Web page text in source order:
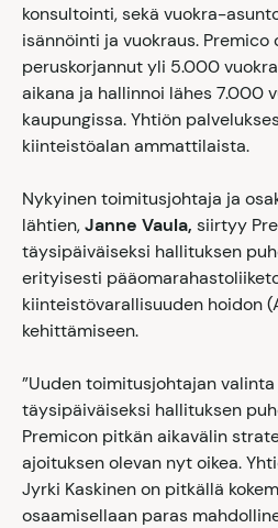
konsultointi, sekä vuokra-
isännöinti ja vuokraus.
peruskorjannut yli 5.000
aikana ja hallinnoi lähes 7.000
kaupungissa. Yhtiön
kiinteistöalan ammattilaista.
Nykyinen toimitusjohtaja ja
lähtien,Janne Vaula, siirtyy
täysipäiväiseksi hallituksen
erityisesti
kiinteistövarallisuuden hoidon
kehittämiseen.
”Uuden toimitusjohtajan
täysipäiväiseksi hallituksen
Premicon pitkän aikavälin
ajoituksen olevan nyt oikea.
Jyrki Kaskinen on pitkällä
osaamisellaan paras